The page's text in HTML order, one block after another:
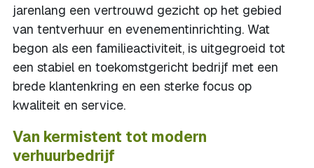
jarenlang een vertrouwd gezicht op het gebied
van tentverhuur en evenementinrichting. Wat
begon als een familieactiviteit, is uitgegroeid tot
een stabiel en toekomstgericht bedrijf met een
brede klantenkring en een sterke focus op
kwaliteit en service.
Van kermistent tot modern
verhuurbedrijf